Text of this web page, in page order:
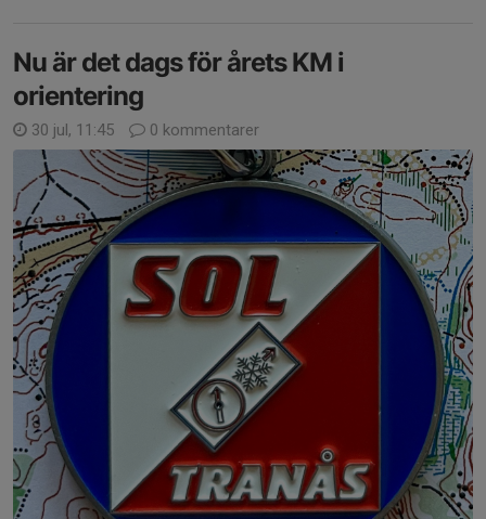
Nu är det dags för årets KM i
orientering
30 jul, 11:45 0 kommentarer